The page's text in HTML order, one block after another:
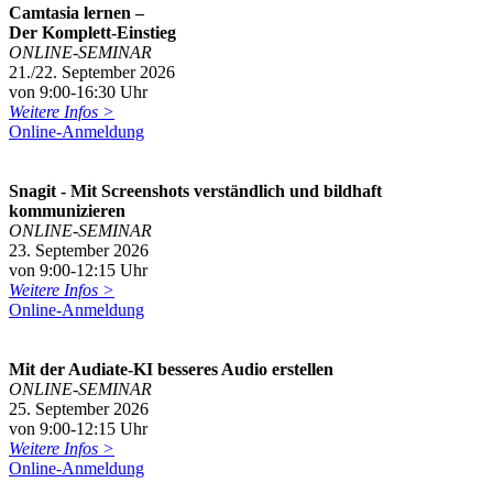
Camtasia lernen –
Der Komplett-Einstieg
ONLINE-SEMINAR
21./22. September 2026
von 9:00-16:30 Uhr
Weitere Infos >
Online-Anmeldung
Snagit - Mit Screenshots verständlich und bildhaft
kommunizieren
ONLINE-SEMINAR
23. September 2026
von 9:00-12:15 Uhr
Weitere Infos >
Online-Anmeldung
Mit der Audiate-KI besseres Audio erstellen
ONLINE-SEMINAR
25. September 2026
von 9:00-12:15 Uhr
Weitere Infos >
Online-Anmeldung